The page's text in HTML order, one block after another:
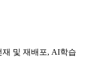
및 재배포, AI학습